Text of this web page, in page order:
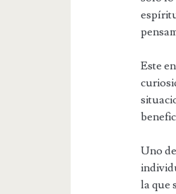
Este
Uno
la que